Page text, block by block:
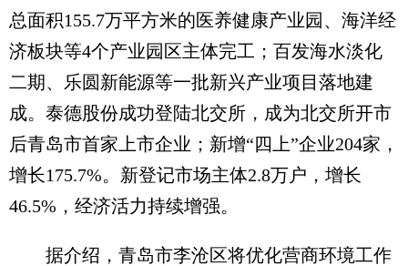
总面积155.7万平方米的医养健康产业园、海洋经
济板块等4个产业园区主体完工；百发海水淡化
二期、乐圆新能源等一批新兴产业项目落地建
成。泰德股份成功登陆北交所，成为北交所开市
后青岛市首家上市企业；新增“四上”企业204家，
增长175.7%。新登记市场主体2.8万户，增长
46.5%，经济活力持续增强。
据介绍，青岛市李沧区将优化营商环境工作